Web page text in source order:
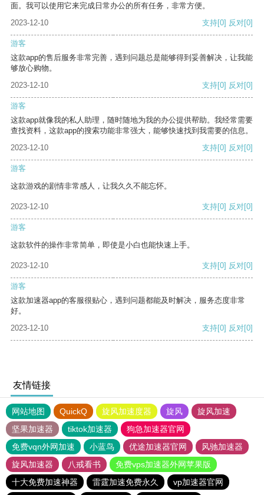
面。我可以使用它来完成日常办公的所有任务，非常方便。
2023-12-10
支持[0] 反对[0]
游客
这款app的售后服务非常完善，遇到问题总是能够得到妥善解决，让我能
够放心购物。
2023-12-10
支持[0] 反对[0]
游客
这款app就像我的私人助理，随时随地为我的办公提供帮助。我经常需要
查找资料，这款app的搜索功能非常强大，能够快速找到我需要的信息。
2023-12-10
支持[0] 反对[0]
游客
这款游戏的剧情非常感人，让我久久不能忘怀。
2023-12-10 支持[0] 反对[0]
游客
这款软件的操作非常简单，即使是小白也能快速上手。
2023-12-10 支持[0] 反对[0]
游客
这款加速器app的客服很贴心，遇到问题都能及时解决，服务态度非常
好。
2023-12-10
支持[0] 反对[0]
友情链接
网站地图 QuickQ 旋风加速度器 旋风
旋风加速
坚果加速器
tiktok加速器
狗急加速器官网
免费vqn外网加速
小蓝鸟 优途加速器官网
风驰加速器
旋风加速器
八戒看书
免费vps加速器外网苹果版
十大免费加速神器
雷霆加速免费永久 vp加速器官网